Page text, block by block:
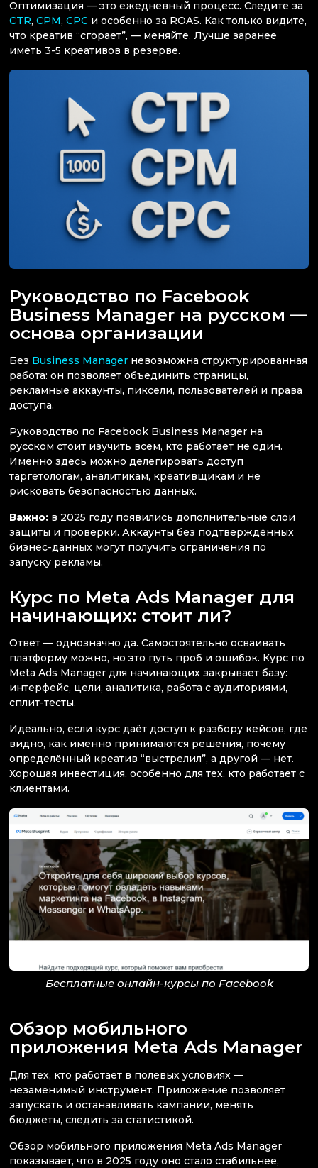
Оптимизация — это ежедневный процесс. Следите за
CTR, CPM, CPC и особенно за ROAS. Как только видите,
что креатив “сгорает”, — меняйте. Лучше заранее
иметь 3-5 креативов в резерве.
Руководство по Facebook
Business Manager на русском —
основа организации
Без Business Manager невозможна структурированная
работа: он позволяет объединить страницы,
рекламные аккаунты, пиксели, пользователей и права
доступа.
Руководство по Facebook Business Manager на
русском стоит изучить всем, кто работает не один.
Именно здесь можно делегировать доступ
таргетологам, аналитикам, креативщикам и не
рисковать безопасностью данных.
Важно: в 2025 году появились дополнительные слои
защиты и проверки. Аккаунты без подтверждённых
бизнес-данных могут получить ограничения по
запуску рекламы.
Курс по Meta Ads Manager для
начинающих: стоит ли?
Ответ — однозначно да. Самостоятельно осваивать
платформу можно, но это путь проб и ошибок. Курс по
Meta Ads Manager для начинающих закрывает базу:
интерфейс, цели, аналитика, работа с аудиториями,
сплит-тесты.
Идеально, если курс даёт доступ к разбору кейсов, где
видно, как именно принимаются решения, почему
определённый креатив “выстрелил”, а другой — нет.
Хорошая инвестиция, особенно для тех, кто работает с
клиентами.
Бесплатные онлайн-курсы по Facebook
Обзор мобильного
приложения Meta Ads Manager
Для тех, кто работает в полевых условиях —
незаменимый инструмент. Приложение позволяет
запускать и останавливать кампании, менять
бюджеты, следить за статистикой.
Обзор мобильного приложения Meta Ads Manager
показывает, что в 2025 году оно стало стабильнее,